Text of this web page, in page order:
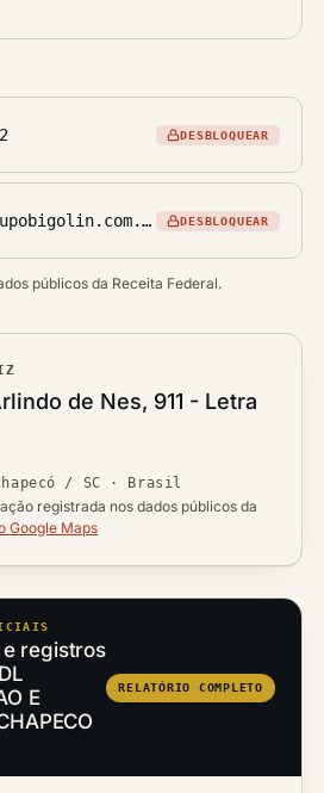
DESBLOQUEAR
fin*******@grupobigolin.com.br DESBLOQUEAR
públicos da Receita Federal.
de Nes, 911 - Letra
/ SC · Brasil
registrada nos dados públicos da
Google Maps
registros
E
RELATÓRIO COMPLETO